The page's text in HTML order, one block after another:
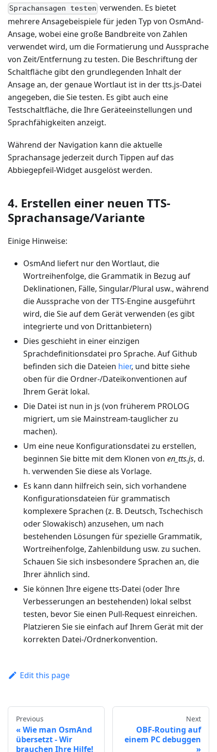
Sprachansagen testen verwenden. Es bietet
mehrere Ansagebeispiele für jeden Typ von OsmAnd-
Ansage, wobei eine große Bandbreite von Zahlen
verwendet wird, um die Formatierung und Aussprache
von Zeit/Entfernung zu testen. Die Beschriftung der
Schaltfläche gibt den grundlegenden Inhalt der
Ansage an, der genaue Wortlaut ist in der tts.js-Datei
angegeben, die Sie testen. Es gibt auch eine
Testschaltfläche, die Ihre Geräteeinstellungen und
Sprachfähigkeiten anzeigt.
Während der Navigation kann die aktuelle
Sprachansage jederzeit durch Tippen auf das
Abbiegepfeil-Widget ausgelöst werden.
4. Erstellen einer neuen TTS-
Sprachansage/Variante
Einige Hinweise:
OsmAnd liefert nur den Wortlaut, die
Wortreihenfolge, die Grammatik in Bezug auf
Deklinationen, Fälle, Singular/Plural usw., während
die Aussprache von der TTS-Engine ausgeführt
wird, die Sie auf dem Gerät verwenden (es gibt
integrierte und von Drittanbietern)
Dies geschieht in einer einzigen
Sprachdefinitionsdatei pro Sprache. Auf Github
befinden sich die Dateien hier, und bitte siehe
oben für die Ordner-/Dateikonventionen auf
Ihrem Gerät lokal.
Die Datei ist nun in js (von früherem PROLOG
migriert, um sie Mainstream-tauglicher zu
machen).
Um eine neue Konfigurationsdatei zu erstellen,
beginnen Sie bitte mit dem Klonen von en_tts.js, d.
h. verwenden Sie diese als Vorlage.
Es kann dann hilfreich sein, sich vorhandene
Konfigurationsdateien für grammatisch
komplexere Sprachen (z. B. Deutsch, Tschechisch
oder Slowakisch) anzusehen, um nach
bestehenden Lösungen für spezielle Grammatik,
Wortreihenfolge, Zahlenbildung usw. zu suchen.
Schauen Sie sich insbesondere Sprachen an, die
Ihrer ähnlich sind.
Sie können Ihre eigene tts-Datei (oder Ihre
Verbesserungen an bestehenden) lokal selbst
testen, bevor Sie einen Pull-Request einreichen.
Platzieren Sie sie einfach auf Ihrem Gerät mit der
korrekten Datei-/Ordnerkonvention.
Edit this page
Previous
Wie man OsmAnd
übersetzt - Wir
brauchen Ihre Hilfe!
Next
OBF-Routing auf
einem PC debuggen